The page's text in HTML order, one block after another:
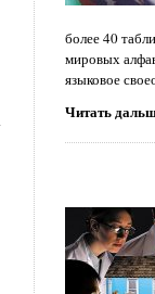
более 40
мировых
языковое
Читать